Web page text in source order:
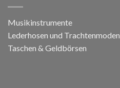
Musikinstrumente
Lederhosen und Trachtenmoden
Taschen & Geldbörsen